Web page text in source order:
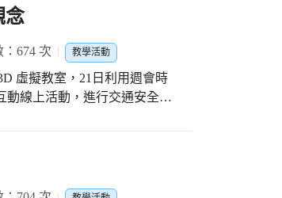
成一股改善地球環境的浪
全，發現可疑人士出沒，趕
雖有
好把關工作，關妥門窗確實
念
674 次 教學活動
虛擬教室，21日利用週會時
動線上活動，進行交通安全標
利用各種查詢工具，主動瞭
學習單的撰寫，在潛移默化